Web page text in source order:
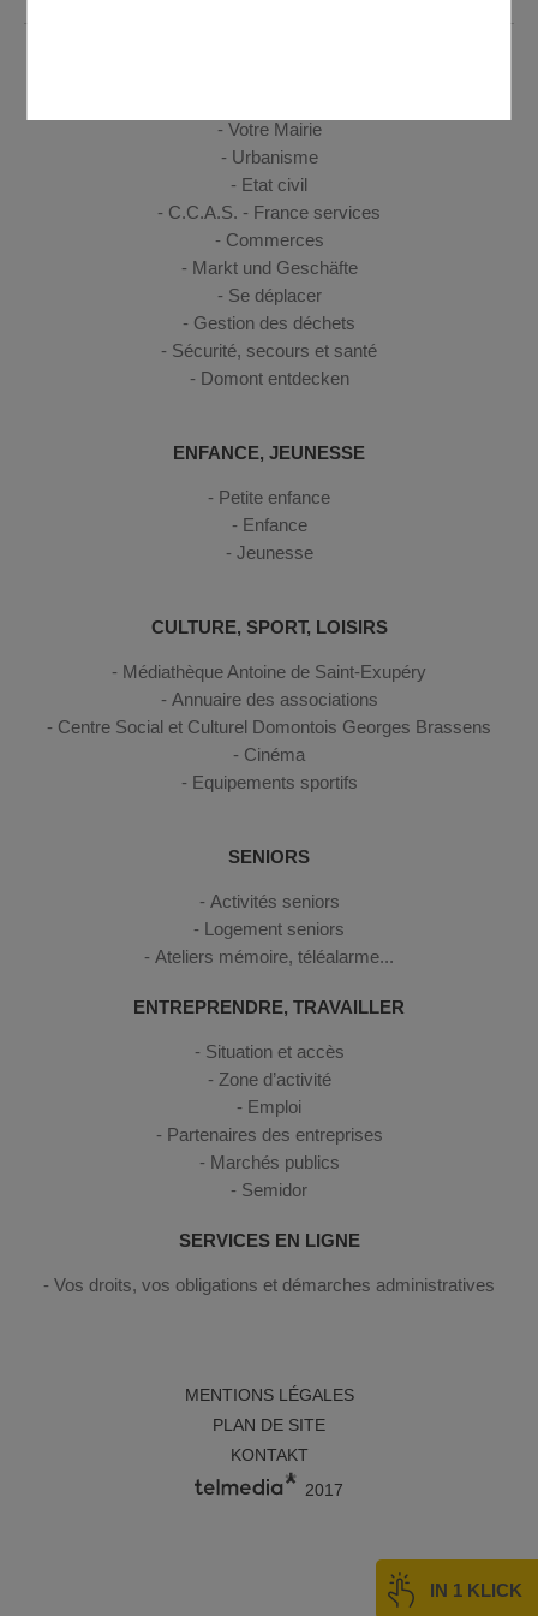
IN 1 KLICK
Votre Mairie
Urbanisme
Etat civil
C.C.A.S. - France services
Commerces
Markt und Geschäfte
Se déplacer
Gestion des déchets
Sécurité, secours et santé
Domont entdecken
ENFANCE, JEUNESSE
Petite enfance
Enfance
Jeunesse
CULTURE, SPORT, LOISIRS
Médiathèque Antoine de Saint-Exupéry
Annuaire des associations
Centre Social et Culturel Domontois Georges Brassens
Cinéma
Equipements sportifs
SENIORS
Activités seniors
Logement seniors
Ateliers mémoire, téléalarme...
ENTREPRENDRE, TRAVAILLER
Situation et accès
Zone d’activité
Emploi
Partenaires des entreprises
Marchés publics
Semidor
SERVICES EN LIGNE
Vos droits, vos obligations et démarches administratives
MENTIONS LÉGALES
PLAN DE SITE
KONTAKT
2017